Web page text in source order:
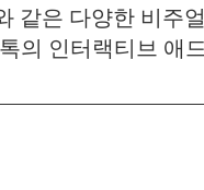
같은 다양한 비주
의 인터랙티브 애